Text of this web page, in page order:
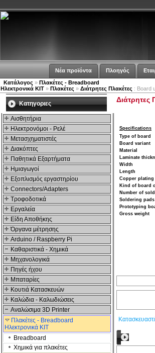
Νέα προϊόντα Πλοηγός
Κατάλογος » Πλακέτες - Breadboard
Ηλεκτρονικά ΚΙΤ » Πλακέτες » Διάτρητες Πλακέτες : Board
Kατηγοριες
Αισθητήρια
Ηλεκτρονόμοι - Ρελέ
Μετασχηματιστές
Διακόπτες
Παθητικά Εξαρτήματα
Hμιαγωγοί
Εξοπλισμός εργαστηρίου
Connectors/Adapters
Τροφοδοτικά
Εργαλεία
Είδη Αποθήκης
Όργανα μέτρησης
Arduino / Raspberry Pi
Καθαριστικά - Χημικά
Μηχανολογικά
Πηγές ήχου
Μπαταρίες
Κουτιά Κατασκευών
Καλώδια - Καλωδιώσεις
Αναλώσιμα 3D Printer
Πλακέτες - Breadboard
Ηλεκτρονικά ΚΙΤ
Breadboard
Χημικά για πλακέτες
Specifications
Type of board
Board variant
Material
Laminate
Width
Length
Copper plating
Kind of board
Number of
Soldering
Prototyping
Gross weight